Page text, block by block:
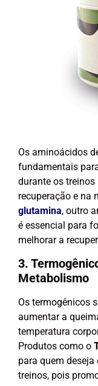
Os aminoácidos
fundamentais
durante os
recuperação e na
glutamina, outro
é essencial para
melhorar a
3.
Metabolismo
Os termogênicos
aumentar a
temperatura
Produtos como o
para quem deseja
treinos, pois